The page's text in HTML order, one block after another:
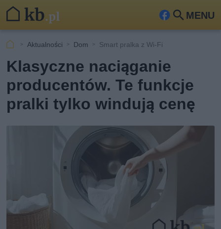
MENU
Fa
ook
Szu
Aktualności Dom Smart pralka z Wi-Fi
Klasyczne naciąganie
producentów. Te funkcje
pralki tylko windują cenę